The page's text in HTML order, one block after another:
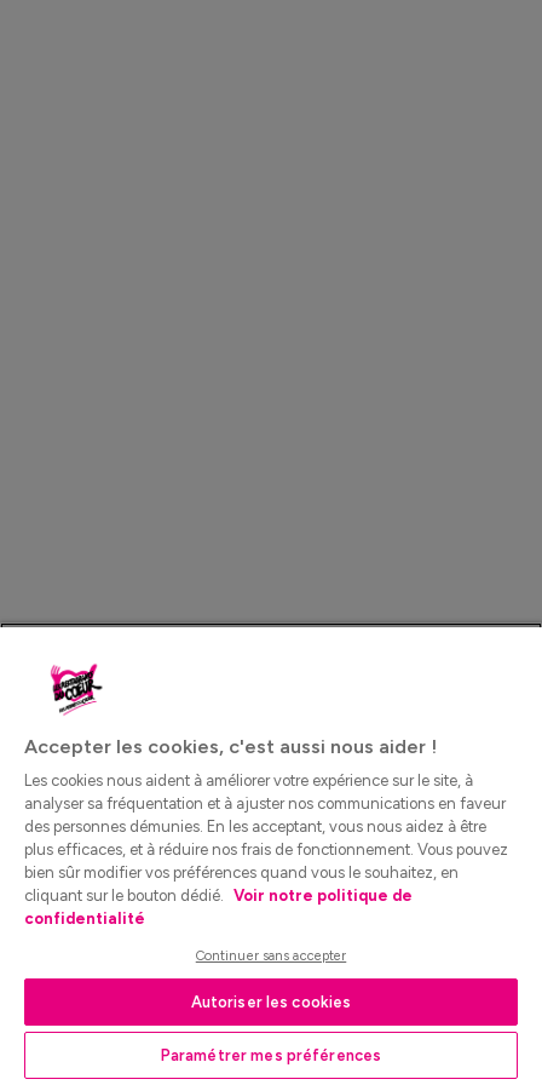
Accepter les cookies, c'est aussi nous aider !
Les cookies nous aident à améliorer votre expérience sur le site, à
analyser sa fréquentation et à ajuster nos communications en faveur
des personnes démunies. En les acceptant, vous nous aidez à être
plus efficaces, et à réduire nos frais de fonctionnement. Vous pouvez
bien sûr modifier vos préférences quand vous le souhaitez, en
cliquant sur le bouton dédié. Voir notre politique de
confidentialité
Continuer sans accepter
Autoriser les cookies
Paramétrer mes préférences